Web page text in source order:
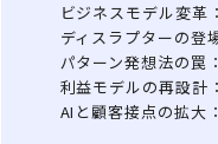
ビジネスモデル変革
ディスラプターの登
パターン発想法の罠
利益モデルの再設計
AIと顧客接点の拡大